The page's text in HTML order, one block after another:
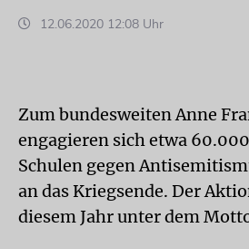
12.06.2020 12:08 Uhr
Zum bundesweiten Anne
engagieren sich etwa
Schulen gegen
an das Kriegsende. Der
diesem Jahr unter dem